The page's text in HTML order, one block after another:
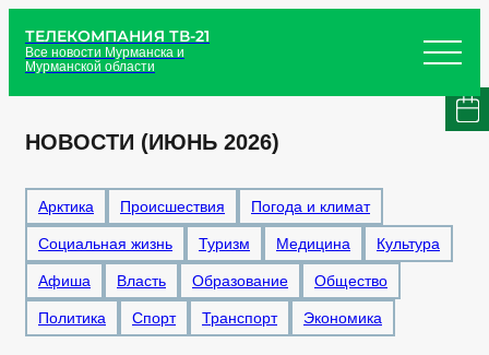
ТЕЛЕКОМПАНИЯ ТВ-21
Все новости Мурманска и
Мурманской области
НОВОСТИ (ИЮНЬ 2026)
Арктика Происшествия Погода и климат
Социальная жизнь Туризм Медицина Культура
Афиша Власть Образование Общество
Политика Спорт Транспорт Экономика